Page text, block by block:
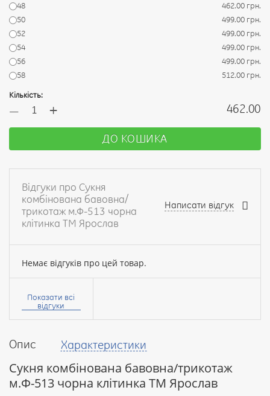
Опис Характеристики
Сукня комбінована бавовна/трикотаж
м.Ф-513 чорна клітинка ТМ Ярослав
48
462.00 грн.
50
499.00 грн.
52
499.00 грн.
54
499.00 грн.
56
499.00 грн.
58
512.00 грн.
Кількість:
— + 462.00
ДО КОШИКА
Відгуки про Сукня
комбінована бавовна/
трикотаж м.Ф-513 чорна
клітинка ТМ Ярослав
Написати відгук
Немає відгуків про цей товар.
Ваше
Ваш
Показати всі
відгуки